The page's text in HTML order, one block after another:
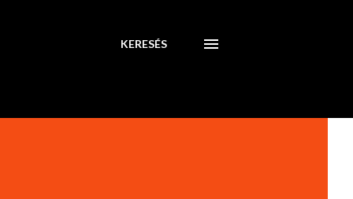
KERESÉS